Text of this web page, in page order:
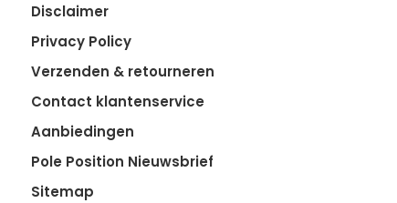
Disclaimer
Privacy Policy
Verzenden & retourneren
Contact klantenservice
Aanbiedingen
Pole Position Nieuwsbrief
Sitemap